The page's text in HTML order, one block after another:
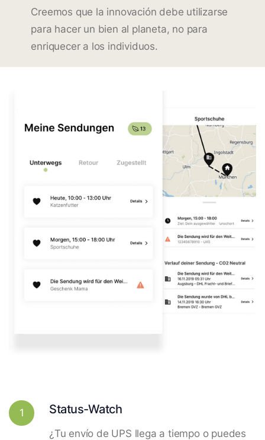
Creemos que la innovación debe utilizarse
para hacer un bien al planeta, no para
enriquecer a los individuos.
1 Status-Watch
¿Tu envío de UPS llega a tiempo o puedes